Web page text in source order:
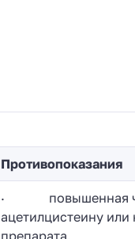
Противопоказания
· повышенная
ацетилцистеину
препарата,